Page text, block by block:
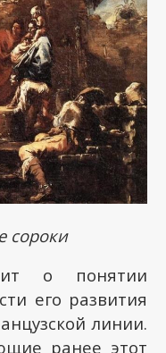
сороки
о понятии
его развития
линии.
ранее этот